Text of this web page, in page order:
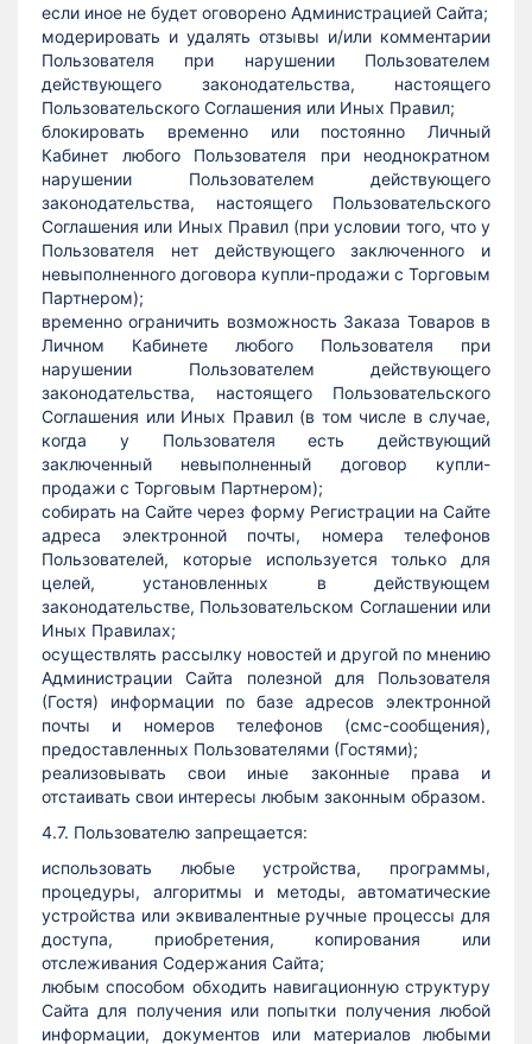
если иное не будет оговорено Администрацией Сайта;
модерировать и удалять отзывы и/или комментарии
Пользователя при нарушении Пользователем
действующего законодательства, настоящего
Пользовательского Соглашения или Иных Правил;
блокировать временно или постоянно Личный
Кабинет любого Пользователя при неоднократном
нарушении Пользователем действующего
законодательства, настоящего Пользовательского
Соглашения или Иных Правил (при условии того, что у
Пользователя нет действующего заключенного и
невыполненного договора купли-продажи с Торговым
Партнером);
временно ограничить возможность Заказа Товаров в
Личном Кабинете любого Пользователя при
нарушении Пользователем действующего
законодательства, настоящего Пользовательского
Соглашения или Иных Правил (в том числе в случае,
когда у Пользователя есть действующий
заключенный невыполненный договор купли-
продажи с Торговым Партнером);
собирать на Сайте через форму Регистрации на Сайте
адреса электронной почты, номера телефонов
Пользователей, которые используется только для
целей, установленных в действующем
законодательстве, Пользовательском Соглашении или
Иных Правилах;
осуществлять рассылку новостей и другой по мнению
Администрации Сайта полезной для Пользователя
(Гостя) информации по базе адресов электронной
почты и номеров телефонов (смс-сообщения),
предоставленных Пользователями (Гостями);
реализовывать свои иные законные права и
отстаивать свои интересы любым законным образом.
4.7. Пользователю запрещается:
использовать любые устройства, программы,
процедуры, алгоритмы и методы, автоматические
устройства или эквивалентные ручные процессы для
доступа, приобретения, копирования или
отслеживания Содержания Сайта;
любым способом обходить навигационную структуру
Сайта для получения или попытки получения любой
информации, документов или материалов любыми